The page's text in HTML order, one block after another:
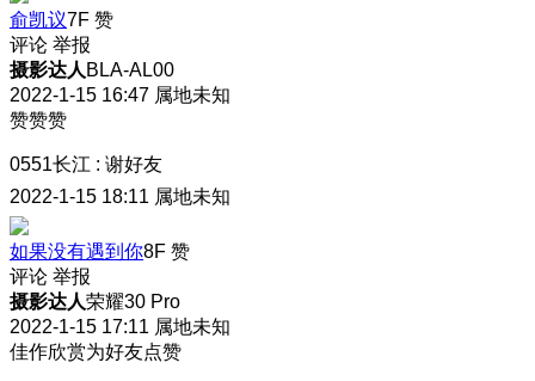
俞凯议7F 赞
评论 举报
摄影达人 BLA-AL00
2022-1-15 16:47 属地未知
赞赞赞
0551长江 : 谢好友
2022-1-15 18:11 属地未知
如果没有遇到你8F 赞
评论 举报
摄影达人荣耀30 Pro
2022-1-15 17:11 属地未知
佳作欣赏为好友点赞